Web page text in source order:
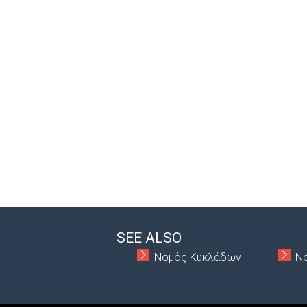
SEE ALSO
Νομός Κυκλάδων